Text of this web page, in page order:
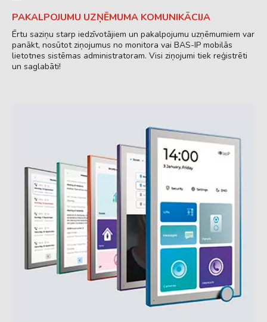
PAKALPOJUMU UZŅĒMUMA KOMUNIKĀCIJA
Ērtu saziņu starp iedzīvotājiem un pakalpojumu uzņēmumiem var
panākt, nosūtot ziņojumus no monitora vai BAS-IP mobilās
lietotnes sistēmas administratoram. Visi ziņojumi tiek reģistrēti
un saglabāti!